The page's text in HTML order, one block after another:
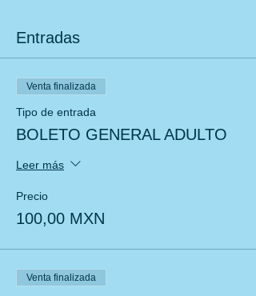
Entradas
Venta finalizada
Tipo de entrada
BOLETO GENERAL ADULTO
Leer más
Precio
100,00 MXN
Venta finalizada